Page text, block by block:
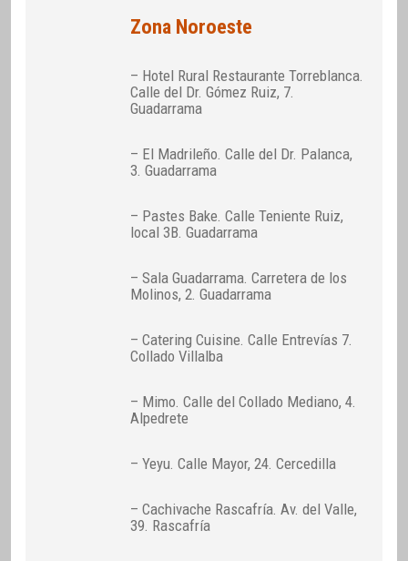
Zona Noroeste
– Hotel Rural Restaurante Torreblanca.
Calle del Dr. Gómez Ruiz, 7.
Guadarrama
– El Madrileño. Calle del Dr. Palanca,
3. Guadarrama
– Pastes Bake. Calle Teniente Ruiz,
local 3B. Guadarrama
– Sala Guadarrama. Carretera de los
Molinos, 2. Guadarrama
– Catering Cuisine. Calle Entrevías 7.
Collado Villalba
– Mimo. Calle del Collado Mediano, 4.
Alpedrete
– Yeyu. Calle Mayor, 24. Cercedilla
– Cachivache Rascafría. Av. del Valle,
39. Rascafría